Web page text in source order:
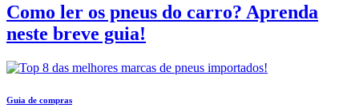
Como ler os pneus do carro? Aprenda
neste breve guia!
Guia de compras